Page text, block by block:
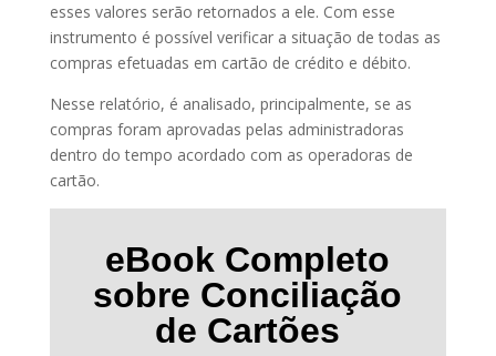
esses valores serão retornados a ele. Com esse
instrumento é possível verificar a situação de todas as
compras efetuadas em cartão de crédito e débito.
Nesse relatório, é analisado, principalmente, se as
compras foram aprovadas pelas administradoras
dentro do tempo acordado com as operadoras de
cartão.
eBook Completo
sobre Conciliação
de Cartões